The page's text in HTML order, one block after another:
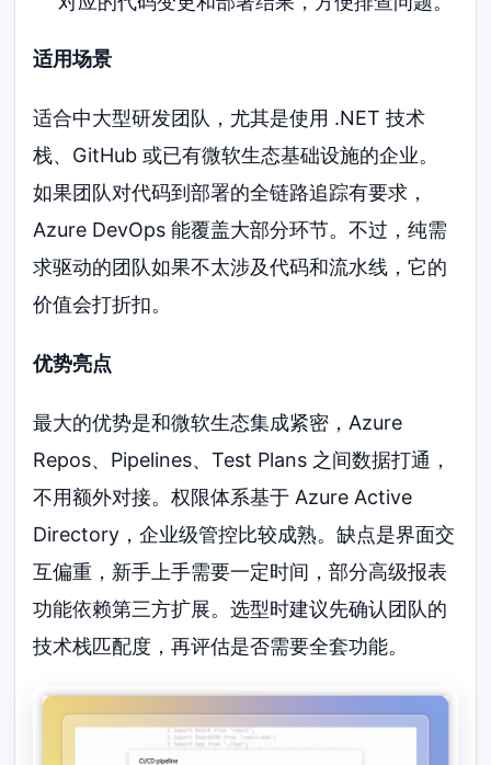
适用场景
适合中大型研发团队，尤其是使用 .NET 技术
栈、GitHub 或已有微软生态基础设施的企业。
如果团队对代码到部署的全链路追踪有要求，
Azure DevOps 能覆盖大部分环节。不过，纯需
求驱动的团队如果不太涉及代码和流水线，它的
价值会打折扣。
优势亮点
最大的优势是和微软生态集成紧密，Azure
Repos、Pipelines、Test Plans 之间数据打通，
不用额外对接。权限体系基于 Azure Active
Directory，企业级管控比较成熟。缺点是界面交
互偏重，新手上手需要一定时间，部分高级报表
功能依赖第三方扩展。选型时建议先确认团队的
技术栈匹配度，再评估是否需要全套功能。